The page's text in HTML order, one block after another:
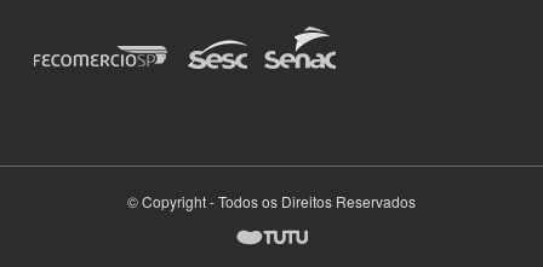
© Copyright - Todos os Direitos Reservados